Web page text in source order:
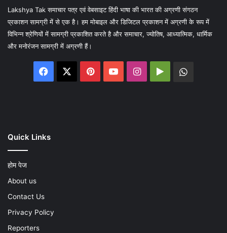
Lakshya Tak समाचार पत्र एवं वेबसाइट हिंदी भाषा की भारत की अग्रणी संगठन
प्रकाशन सामग्री में से एक है। हम मोबाइल और डिजिटल प्रकाशन में अग्रणी के रूप में
विभिन्न श्रेणियों में सामग्री प्रकाशित करते है और समाचार, ज्योतिष, आध्यात्मिक, धार्मिक
और मनोरंजन सामग्री में अग्रणी हैं।
Facebook PinterestYouTubeInstagram
Google
Quick Links
होम पेज
About us
Contact Us
Privacy Policy
Reporters